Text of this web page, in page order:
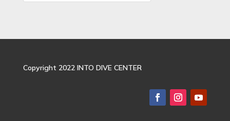
Copyright 2022 INTO DIVE CENTER